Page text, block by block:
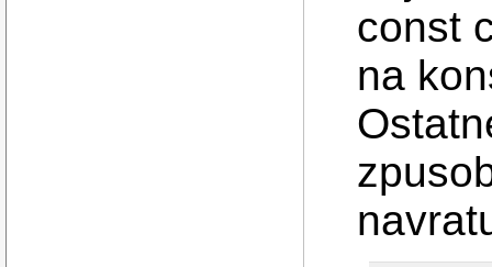
const
na